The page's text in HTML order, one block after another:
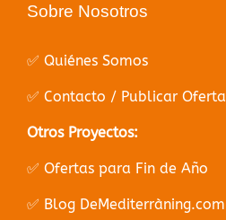
Sobre Nosotros
✅ Quiénes Somos
✅ Contacto / Publicar Oferta
Otros Proyectos:
✅ Ofertas para Fin de Año
✅ Blog DeMediterràning.com